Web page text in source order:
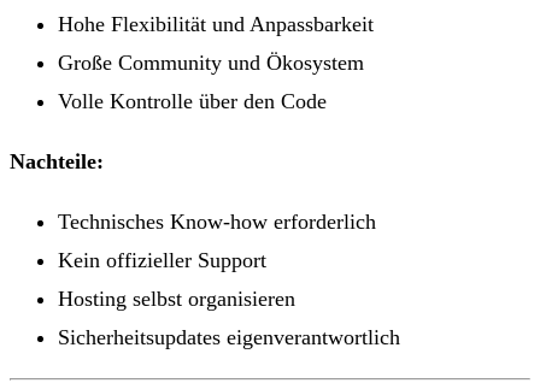
Hohe Flexibilität und Anpassbarkeit
Große Community und Ökosystem
Volle Kontrolle über den Code
Nachteile:
Technisches Know-how erforderlich
Kein offizieller Support
Hosting selbst organisieren
Sicherheitsupdates eigenverantwortlich